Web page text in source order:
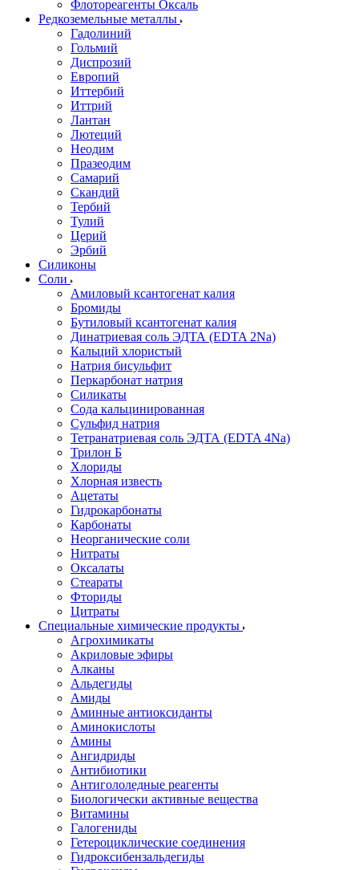
Флотореагенты Оксаль
Редкоземельные металлы
Гадолиний
Гольмий
Диспрозий
Европий
Иттербий
Иттрий
Лантан
Лютеций
Неодим
Празеодим
Самарий
Скандий
Тербий
Тулий
Церий
Эрбий
Силиконы
Соли
Амиловый ксантогенат калия
Бромиды
Бутиловый ксантогенат калия
Динатриевая соль ЭДТА (EDTA 2Na)
Кальций хлористый
Натрия бисульфит
Перкарбонат натрия
Силикаты
Сода кальцинированная
Сульфид натрия
Тетранатриевая соль ЭДТА (EDTA 4Na)
Трилон Б
Хлориды
Хлорная известь
Ацетаты
Гидрокарбонаты
Карбонаты
Неорганические соли
Нитраты
Оксалаты
Стеараты
Фториды
Цитраты
Специальные химические продукты
Агрохимикаты
Акриловые эфиры
Алканы
Альдегиды
Амиды
Аминные антиоксиданты
Аминокислоты
Амины
Ангидриды
Антибиотики
Антигололедные реагенты
Биологически активные вещества
Витамины
Галогениды
Гетероциклические соединения
Гидроксибензальдегиды